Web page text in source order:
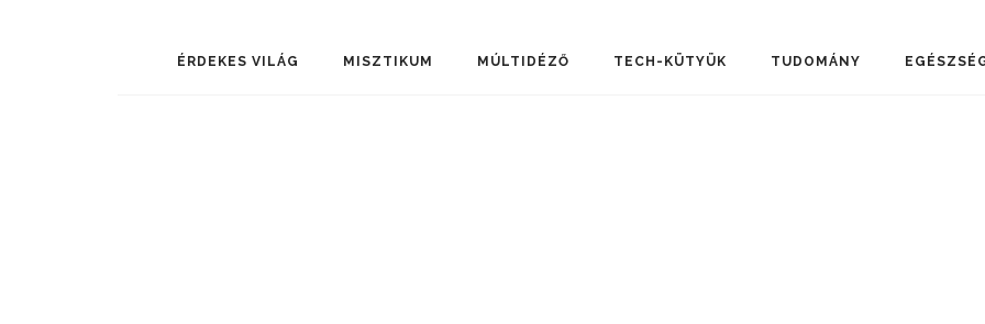
ÉRDEKES VILÁG MISZTIKUM MÚLTIDÉZŐ TECH-KÜTYÜK TUDOMÁNY